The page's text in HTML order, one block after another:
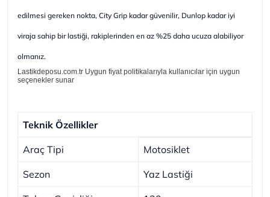
edilmesi gereken nokta, City Grip kadar güvenilir, Dunlop kadar iyi
viraja sahip bir lastiği, rakiplerinden en az %25 daha ucuza alabiliyor
olmanız.
Lastikdeposu.com.tr Uygun fiyat politikalarıyla kullanıcılar için uygun
seçenekler sunar
Teknik Özellikler
Araç Tipi Motosiklet
Sezon Yaz Lastiği